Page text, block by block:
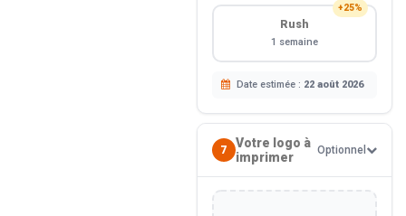
+25%
Rush
1 semaine
Date estimée : 22 août 2026
7
Votre logo à
imprimer
Optionnel